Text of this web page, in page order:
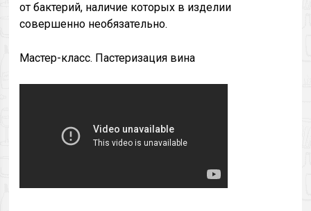
от бактерий, наличие которых в изделии
совершенно необязательно.
Мастер-класс. Пастеризация вина